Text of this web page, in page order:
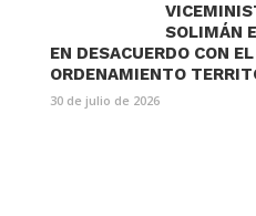
SOLIMÁN
EN DESACUERDO CON
ORDENAMIENTO
30 de julio de 2026